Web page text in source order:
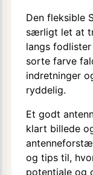
Den fleksible
særligt let at
langs
sorte farve
indretninger
ryddelig.
Et godt
klart billede
og tips til,
potentiale og